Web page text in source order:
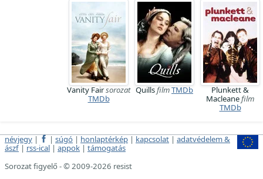
Vanity Fairsorozat
TMDb
QuillsfilmTMDb
Plunkett &
Macleanefilm
TMDb
névjegy | | súgó | honlaptérkép | kapcsolat | adatvédelem &
ászf | rss-ical | appok | támogatás
Sorozat figyelő - © 2009-2026 resist